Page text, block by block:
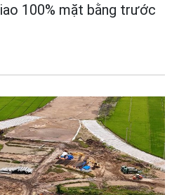
100% mặt bằng trước